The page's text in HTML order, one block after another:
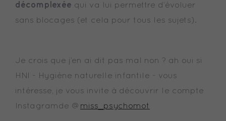
décomplexée qui va lui permettre d’évoluer
sans blocages (et cela pour tous les sujets).
Je crois que j’en ai dit pas mal non ? ah oui si
HNI - Hygiène naturelle infantile - vous
intéresse, je vous invite à découvrir le compte
Instagramde @ miss_psychomot